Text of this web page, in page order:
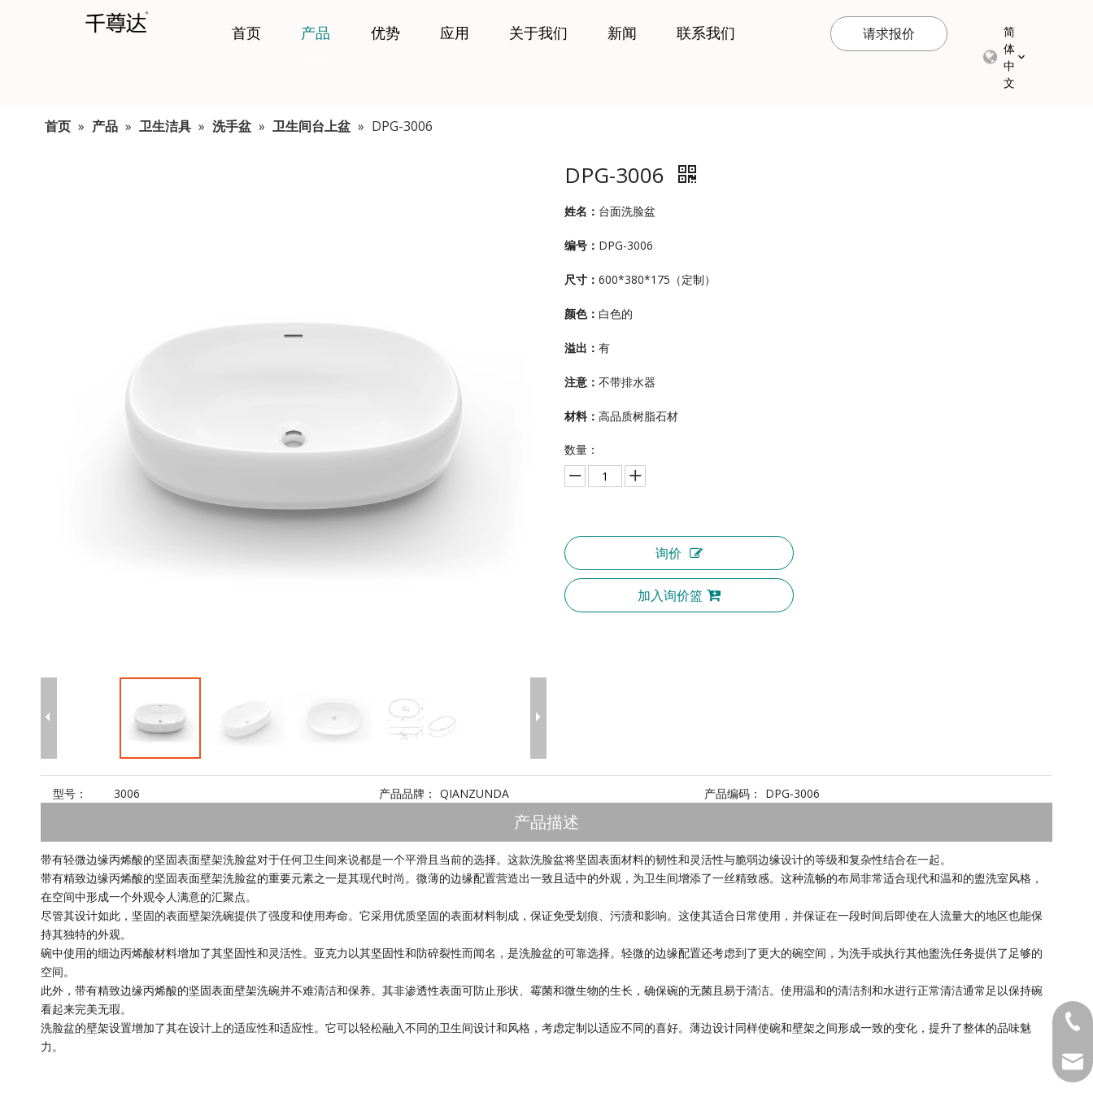
首页 产品 优势 应用 关于我们 新闻 联系我们 请求报价
简
体
中
文
首页 » 产品 » 卫生洁具 » 洗手盆 » 卫生间台上盆 » DPG-3006
DPG-3006
姓名： 台面洗脸盆
编号： DPG-3006
尺寸：600*380*175（定制）
颜色： 白色的
溢出：有
注意：不带排水器
材料：高品质树脂石材
数量：
询价
加入询价篮
型号： 3006 产品品牌： QIANZUNDA 产品编码： DPG-3006
产品描述
带有轻微边缘丙烯酸的坚固表面壁架洗脸盆对于任何卫生间来说都是一个平滑且当前的选择。这款洗脸盆将坚固表面材料的韧性和灵活性与脆弱边缘设计的等级和复杂性结合在一起。
带有精致边缘丙烯酸的坚固表面壁架洗脸盆的重要元素之一是其现代时尚。微薄的边缘配置营造出一致且适中的外观，为卫生间增添了一丝精致感。这种流畅的布局非常适合现代和温和的盥洗室风格，
在空间中形成一个外观令人满意的汇聚点。
尽管其设计如此，坚固的表面壁架洗碗提供了强度和使用寿命。它采用优质坚固的表面材料制成，保证免受划痕、污渍和影响。这使其适合日常使用，并保证在一段时间后即使在人流量大的地区也能保
持其独特的外观。
碗中使用的细边丙烯酸材料增加了其坚固性和灵活性。亚克力以其坚固性和防碎裂性而闻名，是洗脸盆的可靠选择。轻微的边缘配置还考虑到了更大的碗空间，为洗手或执行其他盥洗任务提供了足够的
空间。
此外，带有精致边缘丙烯酸的坚固表面壁架洗碗并不难清洁和保养。其非渗透性表面可防止形状、霉菌和微生物的生长，确保碗的无菌且易于清洁。使用温和的清洁剂和水进行正常清洁通常足以保持碗
看起来完美无瑕。
洗脸盆的壁架设置增加了其在设计上的适应性和适应性。它可以轻松融入不同的卫生间设计和风格，考虑定制以适应不同的喜好。薄边设计同样使碗和壁架之间形成一致的变化，提升了整体的品味魅
力。